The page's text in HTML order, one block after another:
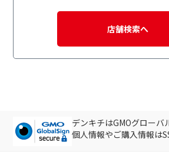
店舗検索へ
デンキチはGMOグローバ
個人情報やご購入情報は